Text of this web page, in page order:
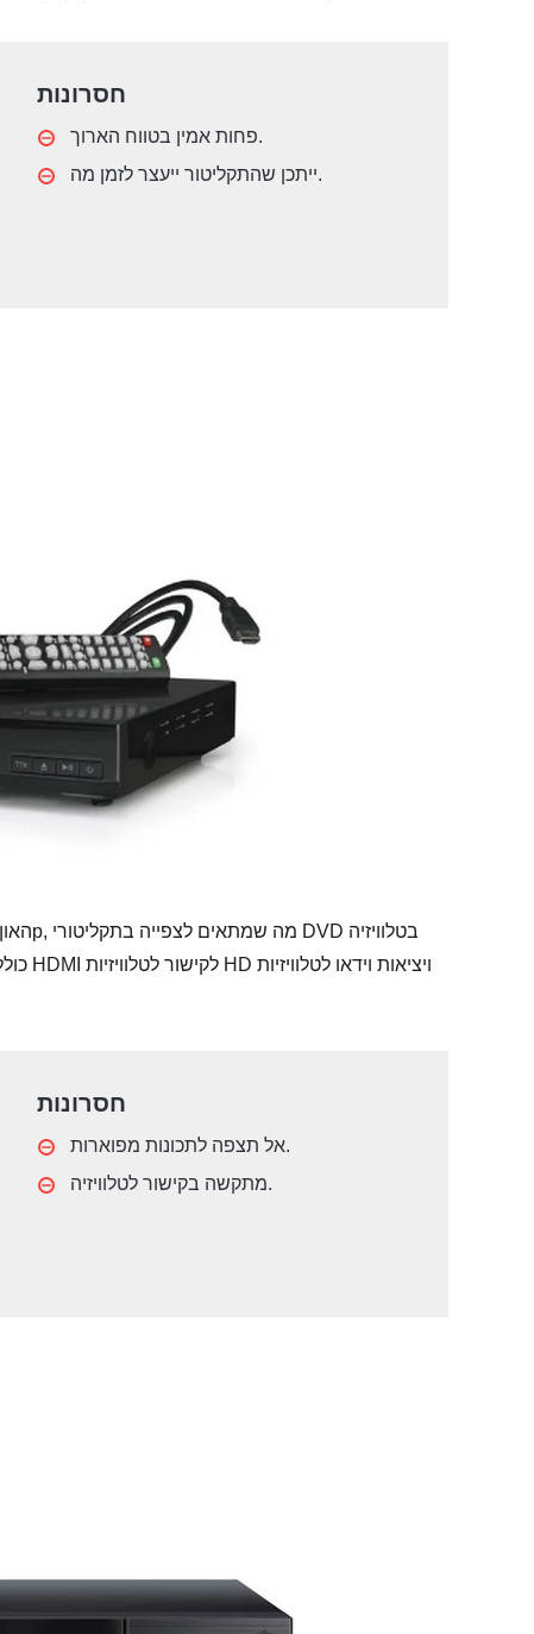
חסרונות
פחות אמין בטווח הארוך.
ייתכן שהתקליטור ייעצר לזמן מה.
חסרונות
אל תצפה לתכונות מפוארות.
מתקשה בקישור לטלוויזיה.